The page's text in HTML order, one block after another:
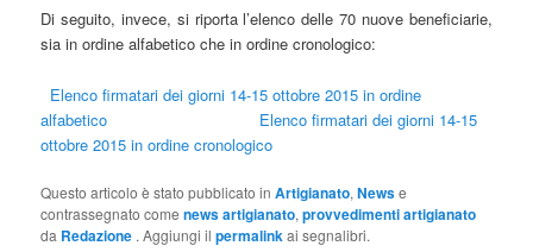
Di seguito, invece, si riporta l’elenco delle 70 nuove beneficiarie,
sia in ordine alfabetico che in ordine cronologico:
Elenco firmatari dei giorni 14-15 ottobre 2015 in ordine
alfabetico
Elenco firmatari dei giorni 14-15
ottobre 2015 in ordine cronologico
Questo articolo è stato pubblicato inArtigianato,Newse
contrassegnato comenews artigianato,provvedimenti artigianato
da Redazione . Aggiungi ilpermalinkai segnalibri.